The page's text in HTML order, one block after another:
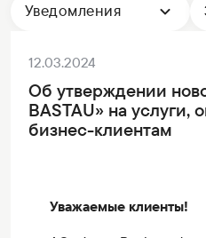
Уведомления
12.03.2024
Об утверждении
BASTAU» на услуги,
бизнес-клиентам
Уважаемые клиенты!